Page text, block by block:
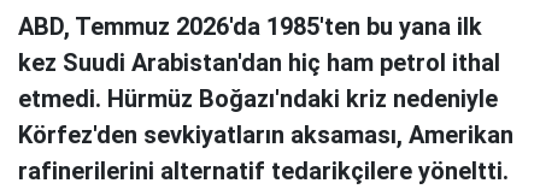
ABD, Temmuz 2026'da 1985'ten bu yana ilk
kez Suudi Arabistan'dan hiç ham petrol ithal
etmedi. Hürmüz Boğazı'ndaki kriz nedeniyle
Körfez'den sevkiyatların aksaması, Amerikan
rafinerilerini alternatif tedarikçilere yöneltti.